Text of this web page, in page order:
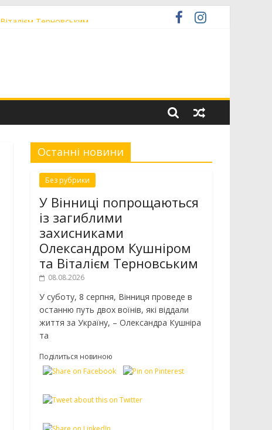
секцією
ЦНАП
Останні новини
Без рубрики
У Вінниці попрощаються
із загиблими
захисниками
Олександром Кушніром
та Віталієм Терновським
08.08.2026
У суботу, 8 серпня, Вінниця проведе в
останню путь двох воїнів, які віддали
життя за Україну, – Олександра Кушніра
та
Поділиться новиною